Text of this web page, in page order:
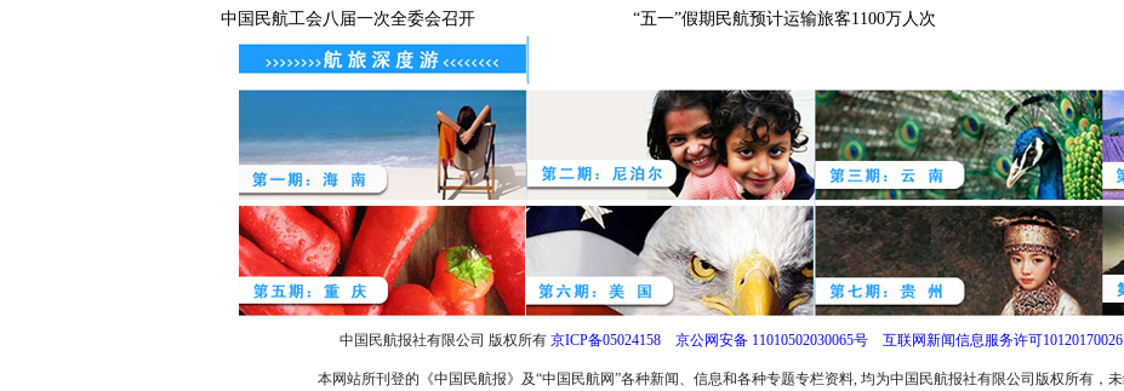
中国民航工会八届一次全委会召开
“五一”假期民航预计运输旅客1100万人次
中国民航报社有限公司 版权所有 京ICP备05024158 京公网安备 11010502030065号 互联网新闻信息服务许可10120170026
本网站所刊登的《中国民航报》及“中国民航网”各种新闻、信息和各种专题专栏资料, 均为中国民航报社有限公司版权所有，未